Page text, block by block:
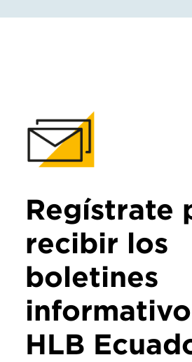
Regístrate
recibir los
boletines
HLB